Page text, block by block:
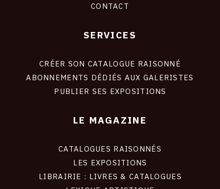
CONTACT
SERVICES
CRÉER SON CATALOGUE RAISONNÉ
ABONNEMENTS DÉDIÉS AUX GALERISTES
PUBLIER SES EXPOSITIONS
LE MAGAZINE
CATALOGUES RAISONNÉS
LES EXPOSITIONS
LIBRAIRIE : LIVRES & CATALOGUES